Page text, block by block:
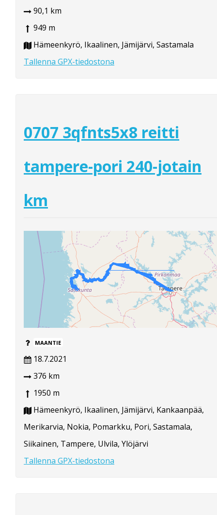
90,1 km
949 m
Hämeenkyrö, Ikaalinen, Jämijärvi, Sastamala
Tallenna GPX-tiedostona
0707 3qfnts5x8 reitti
tampere-pori 240-jotain
km
MAANTIE
18.7.2021
376 km
1950 m
Hämeenkyrö, Ikaalinen, Jämijärvi, Kankaanpää,
Merikarvia, Nokia, Pomarkku, Pori, Sastamala,
Siikainen, Tampere, Ulvila, Ylöjärvi
Tallenna GPX-tiedostona